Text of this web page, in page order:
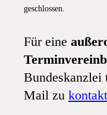
geschlossen.
Für eine
Bundeskanzlei
Mail zu